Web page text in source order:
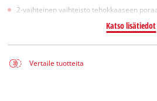
2-vaihteinen vaihteisto tehokkaaseen
Katso lisätiedot
Vertaile tuotteita